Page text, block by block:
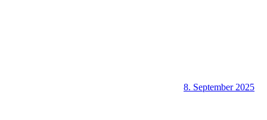
8. September 2025